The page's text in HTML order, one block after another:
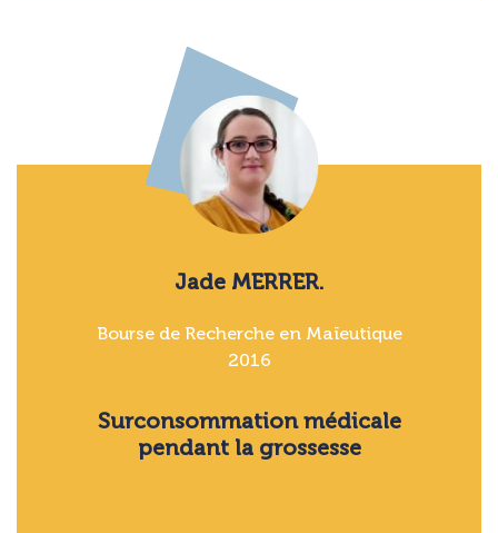
Jade MERRER.
Bourse de Recherche en Maïeutique
2016
Surconsommation médicale
pendant la grossesse